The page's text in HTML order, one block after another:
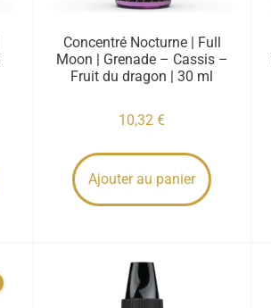
Concentré Nocturne | Full
Moon | Grenade – Cassis –
Fruit du dragon | 30 ml
10,32€
Ajouter au panier